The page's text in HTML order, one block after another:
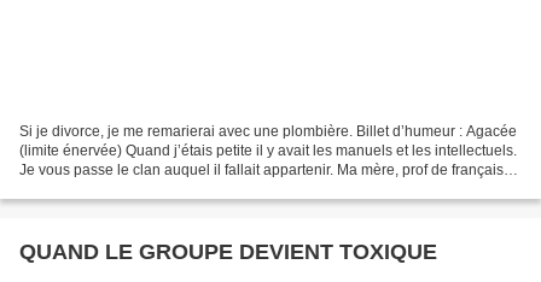
Si je divorce, je me remarierai avec une plombière. Billet d’humeur : Agacée
(limite énervée) Quand j’étais petite il y avait les manuels et les intellectuels.
Je vous passe le clan auquel il fallait appartenir. Ma mère, prof de français-
QUAND LE GROUPE DEVIENT TOXIQUE